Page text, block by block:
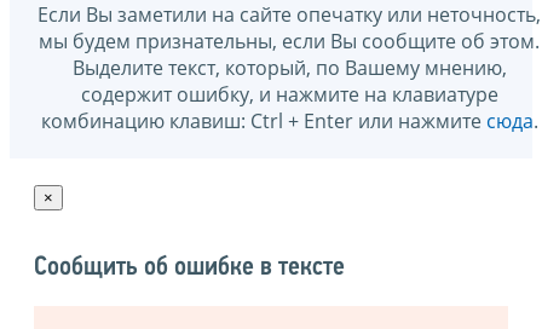
Если Вы заметили на сайте опечатку или неточность,
мы будем признательны, если Вы сообщите об этом.
Выделите текст, который, по Вашему мнению,
содержит ошибку, и нажмите на клавиатуре
комбинацию клавиш: Ctrl + Enter или нажмите сюда.
×
Сообщить об ошибке в тексте